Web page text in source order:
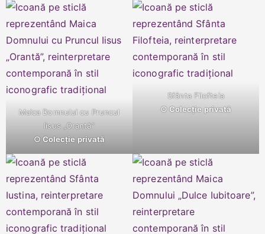
Maica Domnului cu Pruncul
Iisus „Orantă”
○ Colecție privată
Sfânta Filofteia
○ Colecție privată